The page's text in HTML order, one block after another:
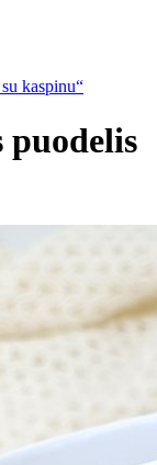
kaspinu“